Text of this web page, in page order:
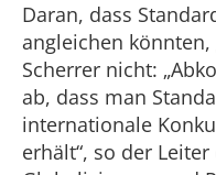
Daran, dass
angleichen
Scherrer nicht:
ab, dass man
internationale
erhält“, so der